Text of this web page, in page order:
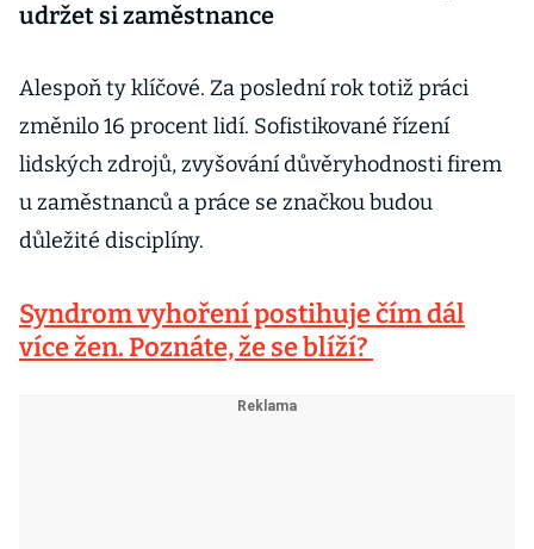
udržet si zaměstnance
Alespoň ty klíčové. Za poslední rok totiž práci
změnilo 16 procent lidí. Sofistikované řízení
lidských zdrojů, zvyšování důvěryhodnosti firem
u zaměstnanců a práce se značkou budou
důležité disciplíny.
Syndrom vyhoření postihuje čím dál
více žen. Poznáte, že se blíží?